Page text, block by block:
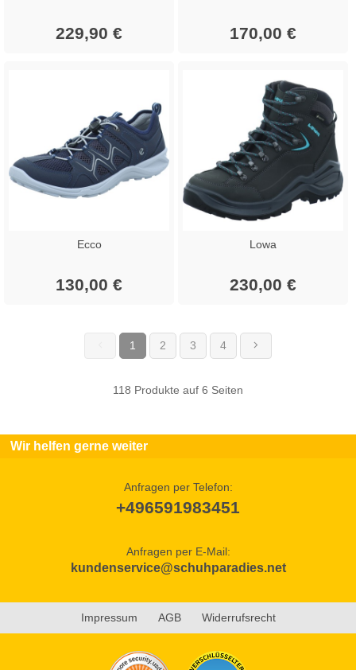
229,90 € 170,00 €
Ecco
130,00 €
Lowa
230,00 €
1 (current)
2 3 4
118 Produkte auf 6 Seiten
Wir helfen gerne weiter
Anfragen per Telefon:
+496591983451
Anfragen per E-Mail:
kundenservice@schuhparadies.net
Impressum AGB Widerrufsrecht